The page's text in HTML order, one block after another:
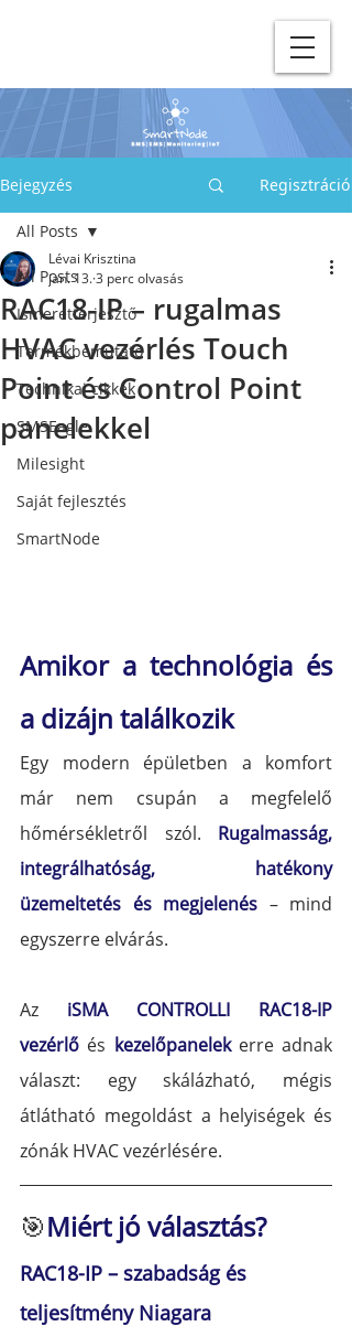
Bejegyzés Regisztráció
All Posts
Ismeretterjesztő
Termékbemutató
Technikai cikkek
SMSEagle
Milesight
Saját fejlesztés
SmartNode
All Posts
RAC18-IP – rugalmas
HVAC vezérlés Touch
Point és Control Point
panelekkel
Lévai Krisztina
jan. 13.3 perc olvasás
Amikor a technológia és
a dizájn találkozik
Egy modern épületben a komfort
már nem csupán a megfelelő
hőmérsékletről szól. Rugalmasság,
integrálhatóság, hatékony
üzemeltetés és megjelenés – mind
egyszerre elvárás.
Az iSMA CONTROLLI
RAC18-IP
vezérlő és kezelőpanelek erre adnak
választ: egy skálázható, mégis
átlátható megoldást a helyiségek és
zónák HVAC vezérlésére.
🎯Miért jó választás?
RAC18-IP – szabadság és
teljesítmény Niagara